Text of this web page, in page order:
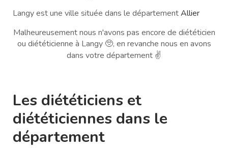
Langy est une ville située dans le départementAllier
Malheureusement nous n'avons pas encore de diététicien
ou diététicienne à Langy 🥺, en revanche nous en avons
dans votre département ✌️
Les diététiciens et
diététiciennes dans le
département